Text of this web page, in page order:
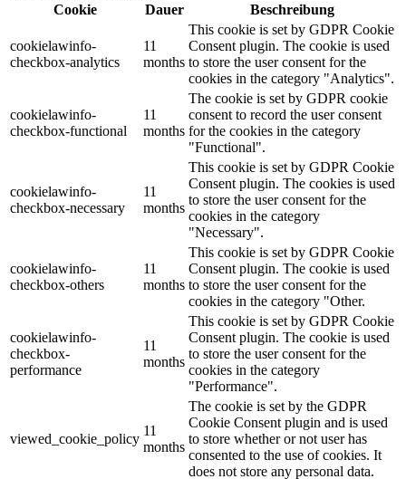
Cookie
Dauer Beschreibung
cookielawinfo-
checkbox-analytics
11
months
This cookie is set by GDPR Cookie
Consent plugin. The cookie is used
to store the user consent for the
cookies in the category "Analytics".
cookielawinfo-
checkbox-functional
11
months
The cookie is set by GDPR cookie
consent to record the user consent
for the cookies in the category
"Functional".
cookielawinfo-
checkbox-necessary
11
months
This cookie is set by GDPR Cookie
Consent plugin. The cookies is used
to store the user consent for the
cookies in the category
"Necessary".
cookielawinfo-
checkbox-others
11
months
This cookie is set by GDPR Cookie
Consent plugin. The cookie is used
to store the user consent for the
cookies in the category "Other.
cookielawinfo-
checkbox-
performance
11
months
This cookie is set by GDPR Cookie
Consent plugin. The cookie is used
to store the user consent for the
cookies in the category
"Performance".
viewed_cookie_policy
11
months
The cookie is set by the GDPR
Cookie Consent plugin and is used
to store whether or not user has
consented to the use of cookies. It
does not store any personal data.